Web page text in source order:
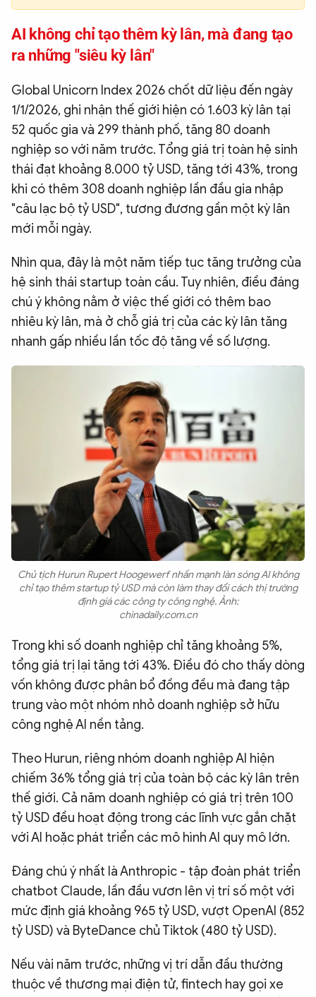
AI không chỉ tạo thêm kỳ lân, mà đang tạo
ra những "siêu kỳ lân"
Global Unicorn Index 2026 chốt dữ liệu đến ngày
1/1/2026, ghi nhận thế giới hiện có 1.603 kỳ lân tại
52 quốc gia và 299 thành phố, tăng 80 doanh
nghiệp so với năm trước. Tổng giá trị toàn hệ sinh
thái đạt khoảng 8.000 tỷ USD, tăng tới 43%, trong
khi có thêm 308 doanh nghiệp lần đầu gia nhập
"câu lạc bộ tỷ USD", tương đương gần một kỳ lân
mới mỗi ngày.
Nhìn qua, đây là một năm tiếp tục tăng trưởng của
hệ sinh thái startup toàn cầu. Tuy nhiên, điều đáng
chú ý không nằm ở việc thế giới có thêm bao
nhiêu kỳ lân, mà ở chỗ giá trị của các kỳ lân tăng
nhanh gấp nhiều lần tốc độ tăng về số lượng.
Chủ tịch Hurun Rupert Hoogewerf nhấn mạnh làn sóng AI không
chỉ tạo thêm startup tỷ USD mà còn làm thay đổi cách thị trường
định giá các công ty công nghệ. Ảnh:
chinadaily.com.cn
Trong khi số doanh nghiệp chỉ tăng khoảng 5%,
tổng giá trị lại tăng tới 43%. Điều đó cho thấy dòng
vốn không được phân bổ đồng đều mà đang tập
trung vào một nhóm nhỏ doanh nghiệp sở hữu
công nghệ AI nền tảng.
Theo Hurun, riêng nhóm doanh nghiệp AI hiện
chiếm 36% tổng giá trị của toàn bộ các kỳ lân trên
thế giới. Cả năm doanh nghiệp có giá trị trên 100
tỷ USD đều hoạt động trong các lĩnh vực gắn chặt
với AI hoặc phát triển các mô hình AI quy mô lớn.
Đáng chú ý nhất là Anthropic - tập đoàn phát triển
chatbot Claude, lần đầu vươn lên vị trí số một với
mức định giá khoảng 965 tỷ USD, vượt OpenAI (852
tỷ USD) và ByteDance chủ Tiktok (480 tỷ USD).
Nếu vài năm trước, những vị trí dẫn đầu thường
thuộc về thương mại điện tử, fintech hay gọi xe